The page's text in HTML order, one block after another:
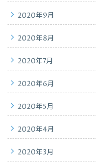
2020年9月
2020年8月
2020年7月
2020年6月
2020年5月
2020年4月
2020年3月